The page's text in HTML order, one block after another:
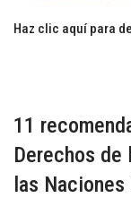
Haz clic aquí para
11
Derechos
las